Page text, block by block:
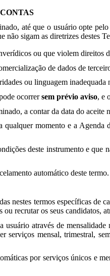
até que o usuário opte
não sigam as diretrizes destes
ou que violem direitos
de dados de
ou linguagem inadequada
ocorrersem prévio aviso, e
a contar da data do
qualquer momento e a
deste instrumento e
automático deste termo.
nestes termos específicas de
recrutar os seus candidatos,
usuário através de
serviços mensal, trimestral,
por serviços únicos e